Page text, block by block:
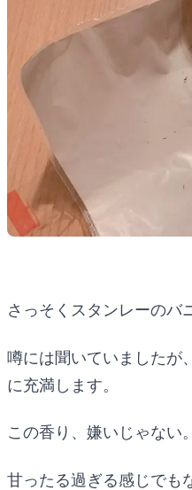
さっそくスタンレーのバ
噂には聞いていましたが
に充満します。
この香り、嫌いじゃない。
甘ったる過ぎる感じでも